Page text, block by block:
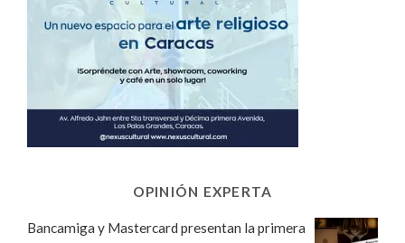
OPINIÓN EXPERTA
Bancamiga y Mastercard presentan la primera